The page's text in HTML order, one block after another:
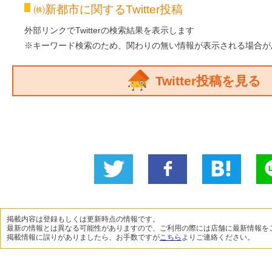
Twitter
㈱新都市に関するTwitter投稿
外部リンクでTwitterの検索結果を表示します
※キーワード検索のため、関わりの無い情報が表示される場合
Twitter投稿を見る
に投稿
ね！
掲載内容は登録もしくは更新時点の情報です。
最新の情報とは異なる可能性がありますので、ご利用の際には店舗に最新情報を
掲載情報に誤りがありましたら、お手数ですがこちら よりご連絡ください。